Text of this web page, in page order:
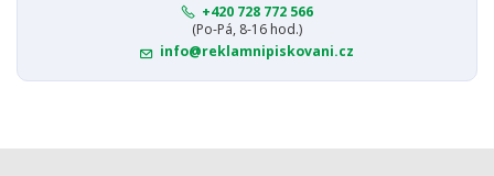
+420 728 772 566
(Po-Pá, 8-16 hod.)
info@reklamnipiskovani.cz